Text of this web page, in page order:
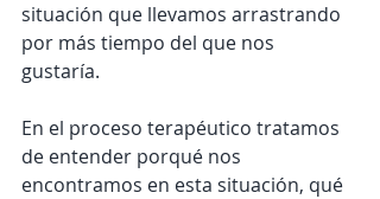
situación que llevamos arrastrando
por más tiempo del que nos
gustaría.
En el proceso terapéutico tratamos
de entender porqué nos
encontramos en esta situación, qué